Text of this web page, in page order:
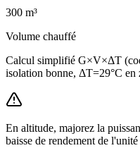
300 m³
Volume chauffé
Calcul simplifié G×V×ΔT
isolation bonne, ΔT=29°C en
En altitude, majorez la
baisse de rendement de